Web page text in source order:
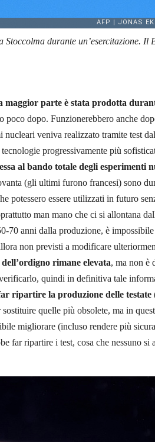
durante un’esercitazione. Il
maggior parte è stata prodotta
poco dopo. Funzionerebbero anche
nucleari veniva realizzato tramite test
progressivamente più
al bando totale degli esperimenti
(gli ultimi furono francesi) sono
potessero essere utilizzati in futuro
man mano che ci si allontana
70 anni dalla produzione, è
non previsti a modificare
rimane elevata, ma non è
quindi in definitiva tale
ripartire la produzione delle testate
quelle più obsolete, ma in
migliorare (incluso rendere più
far ripartire i test, cosa che nessuno si